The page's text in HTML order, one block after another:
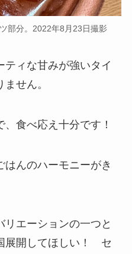
部分。2022年8月23日撮影
ティな甘みが強いタイ
せん。
食べ応え十分です！
はんのハーモニーがき
エーションの一つと
展開してほしい！ セ